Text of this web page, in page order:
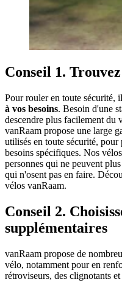
Conseil 1.
Pour rouler en toute sécurité,
à vos besoins. Besoin d'une
descendre plus facilement du
vanRaam propose une large
utilisés en toute sécurité, pour
besoins spécifiques. Nos
personnes qui ne peuvent
qui n'osent pas en faire.
vélos vanRaam.
Conseil 2.
supplémentaires
vanRaam propose de
vélo, notamment pour en
rétroviseurs, des clignotants